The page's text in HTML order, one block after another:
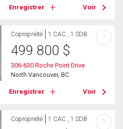
Enregistrer Voir
Copropriété 1 CAC , 1 SDB
499 800 $
306-630 Roche Point Drive
North Vancouver, BC
Enregistrer Voir
?
Copropriété 1 CAC , 1 SDB ?